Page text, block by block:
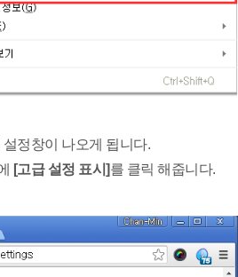
설정창이 나오게 됩니다.
[고급 설정 표시]를 클릭 해줍니다.